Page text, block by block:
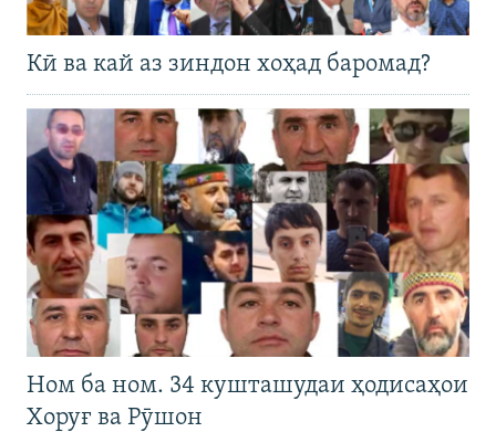
Кӣ ва кай аз зиндон хоҳад баромад?
Ном ба ном. 34 кушташудаи ҳодисаҳои
Хоруғ ва Рӯшон